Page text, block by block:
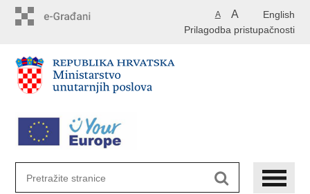
English
A A
Prilagodba pristupačnosti